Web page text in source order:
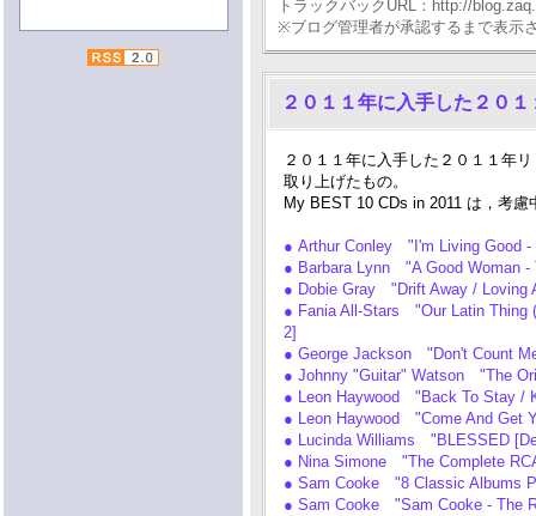
トラックバックURL：http://
※ブログ管理者が承認するまで表示
２０１１年に入手した２０
２０１１年に入手した２０１１年
取り上げたもの。
My BEST 10 CDs in 2011 は，考慮
● Arthur Conley "I'm Living Good
● Barbara Lynn "A Good Woman
● Dobie Gray "Drift Away / Loving
● Fania All-Stars "Our Latin Thing
2]
● George Jackson "Don't Count
● Johnny "Guitar" Watson "The
● Leon Haywood "Back To Stay /
● Leon Haywood "Come And Get
● Lucinda Williams "BLESSED
● Nina Simone "The Complete
● Sam Cooke "8 Classic Albums
● Sam Cooke "Sam Cooke - The